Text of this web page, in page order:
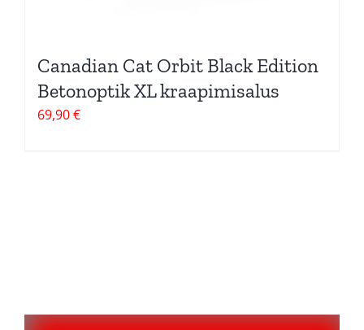
Canadian Cat Orbit Black Edition
Betonoptik XL kraapimisalus
69,90€